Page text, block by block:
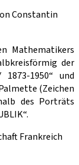
Constantin
Mathematikers
der
1873-1950“ und
(Zeichen
des Porträts
Frankreich